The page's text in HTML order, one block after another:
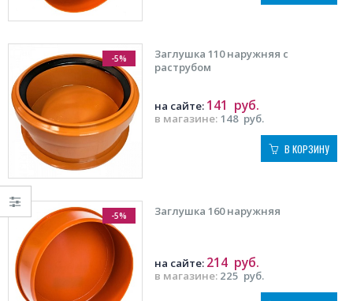
-5%
Заглушка 110 наружняя с
раструбом
в магазине: 148 руб.
на сайте: 141 руб.
В КОРЗИНУ
-5% Заглушка 160 наружняя
в магазине: 225 руб.
на сайте: 214 руб.